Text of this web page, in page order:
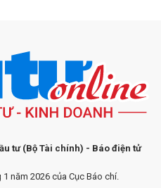
tư (Bộ Tài chính) - Báo điện tử
năm 2026 của Cục Báo chí.